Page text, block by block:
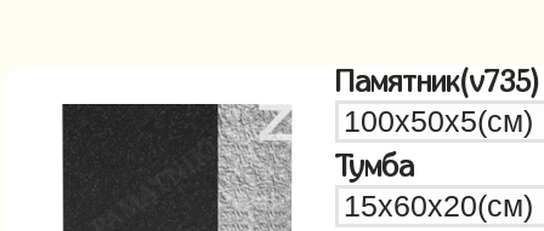
Памятник(v735)
Тумба